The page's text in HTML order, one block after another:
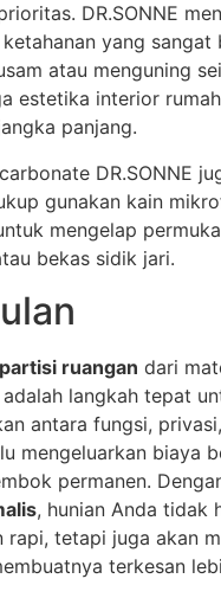
DR.SONNE
yang sangat
atau menguning
estetika interior
panjang.
DR.SONNE
gunakan kain
mengelap
bekas sidik jari.
partisi ruangan dari
langkah tepat
antara fungsi,
mengeluarkan biaya
permanen.
, hunian Anda tidak
rapi, tetapi juga akan
terkesan